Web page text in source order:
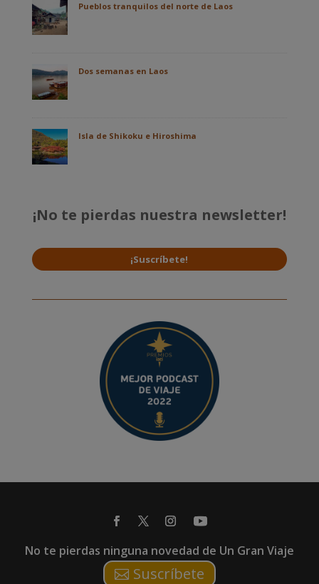
Pueblos tranquilos del norte de Laos
Dos semanas en Laos
Isla de Shikoku e Hiroshima
¡No te pierdas nuestra newsletter!
¡Suscríbete!
No te pierdas ninguna novedad de Un Gran Viaje
Suscríbete